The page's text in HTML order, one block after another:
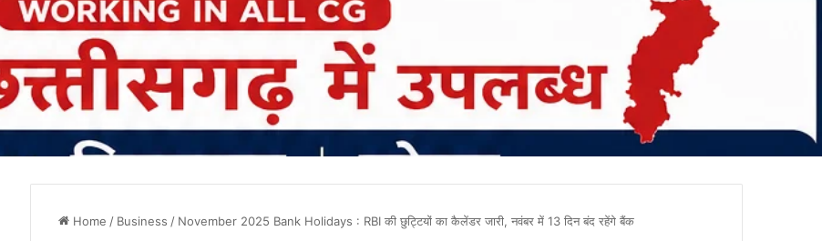
Home / Business / November 2025 Bank Holidays : RBI की छुट्टियों का कैलेंडर जारी, नवंबर में 13 दिन बंद रहेंगे बैंक